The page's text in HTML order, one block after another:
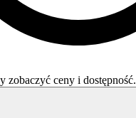
zobaczyć ceny i dostępność.